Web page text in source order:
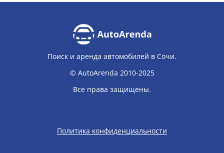
Поиск и аренда автомобилей в Сочи.
© AutoArenda 2010-2025
Все права защищены.
Политика конфиденциальности